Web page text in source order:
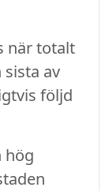
när totalt
av
följd
hög